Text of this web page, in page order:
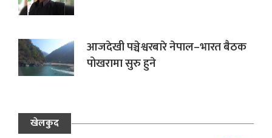
आजदेखी पञ्चेश्वरबारे नेपाल–भारत बैठक
पोखरामा सुरु हुने
खेलकुद